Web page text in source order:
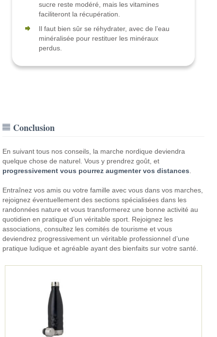
sucre reste modéré, mais les vitamines
faciliteront la récupération.
Il faut bien sûr se réhydrater, avec de l’eau
minéralisée pour restituer les minéraux
perdus.
Conclusion
En suivant tous nos conseils, la marche nordique deviendra
quelque chose de naturel. Vous y prendrez goût, et
progressivement vous pourrez augmenter vos distances
Entraînez vos amis ou votre famille avec vous dans vos marches,
rejoignez éventuellement des sections spécialisées dans les
randonnées nature et vous transformerez une bonne activité au
quotidien en pratique d’un véritable sport. Rejoignez les
associations, consultez les comités de tourisme et vous
deviendrez progressivement un véritable professionnel d’une
pratique ludique et agréable ayant des bienfaits sur votre santé.